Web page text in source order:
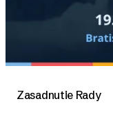
Zasadnutie Rady